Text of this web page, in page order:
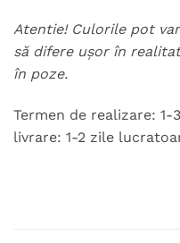
Atentie! Culorile pot
să difere ușor în
în poze.
Termen de realizare:
livrare: 1-2 zile